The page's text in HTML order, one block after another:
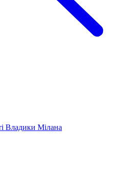
Владики Мілана